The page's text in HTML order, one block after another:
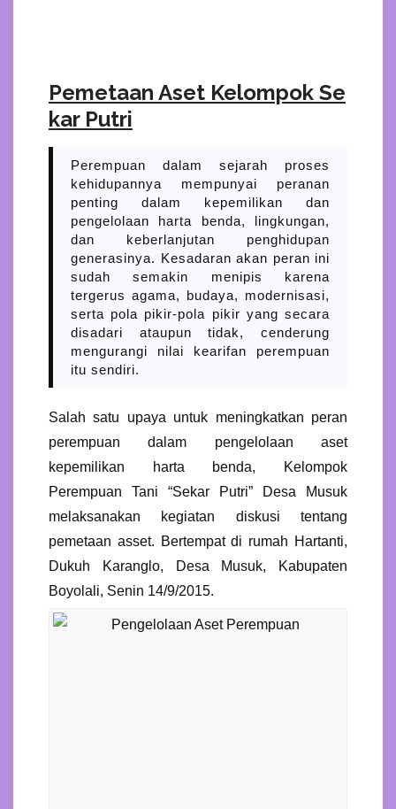
Pemetaan Aset Kelompok Se
kar Putri
Perempuan dalam sejarah proses
kehidupannya mempunyai peranan
penting dalam kepemilikan dan
pengelolaan harta benda, lingkungan,
dan keberlanjutan penghidupan
generasinya. Kesadaran akan peran ini
sudah semakin menipis karena
tergerus agama, budaya, modernisasi,
serta pola pikir-pola pikir yang secara
disadari ataupun tidak, cenderung
mengurangi nilai kearifan perempuan
itu sendiri.
Salah satu upaya untuk meningkatkan peran
perempuan dalam pengelolaan aset
kepemilikan harta benda, Kelompok
Perempuan Tani “Sekar Putri” Desa Musuk
melaksanakan kegiatan diskusi tentang
pemetaan asset. Bertempat di rumah Hartanti,
Dukuh Karanglo, Desa Musuk, Kabupaten
Boyolali, Senin 14/9/2015.